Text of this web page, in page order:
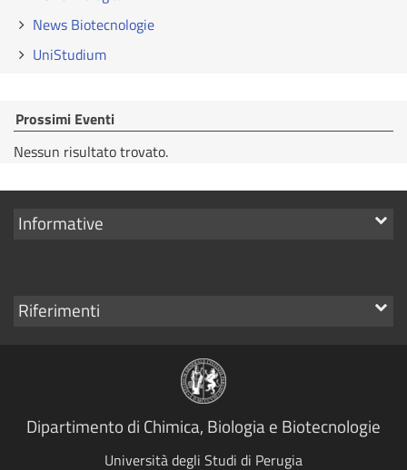
News Biotecnologie
UniStudium
Prossimi Eventi
Nessun risultato trovato.
Mostra
Informative
Mostra
Riferimenti
Dipartimento di Chimica, Biologia e Biotecnologie
Università degli Studi di Perugia